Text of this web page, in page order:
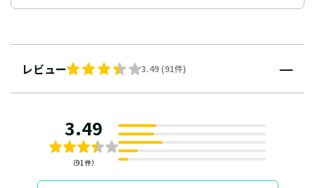
レビュー 3.49 (91件)
3.49
（91件）